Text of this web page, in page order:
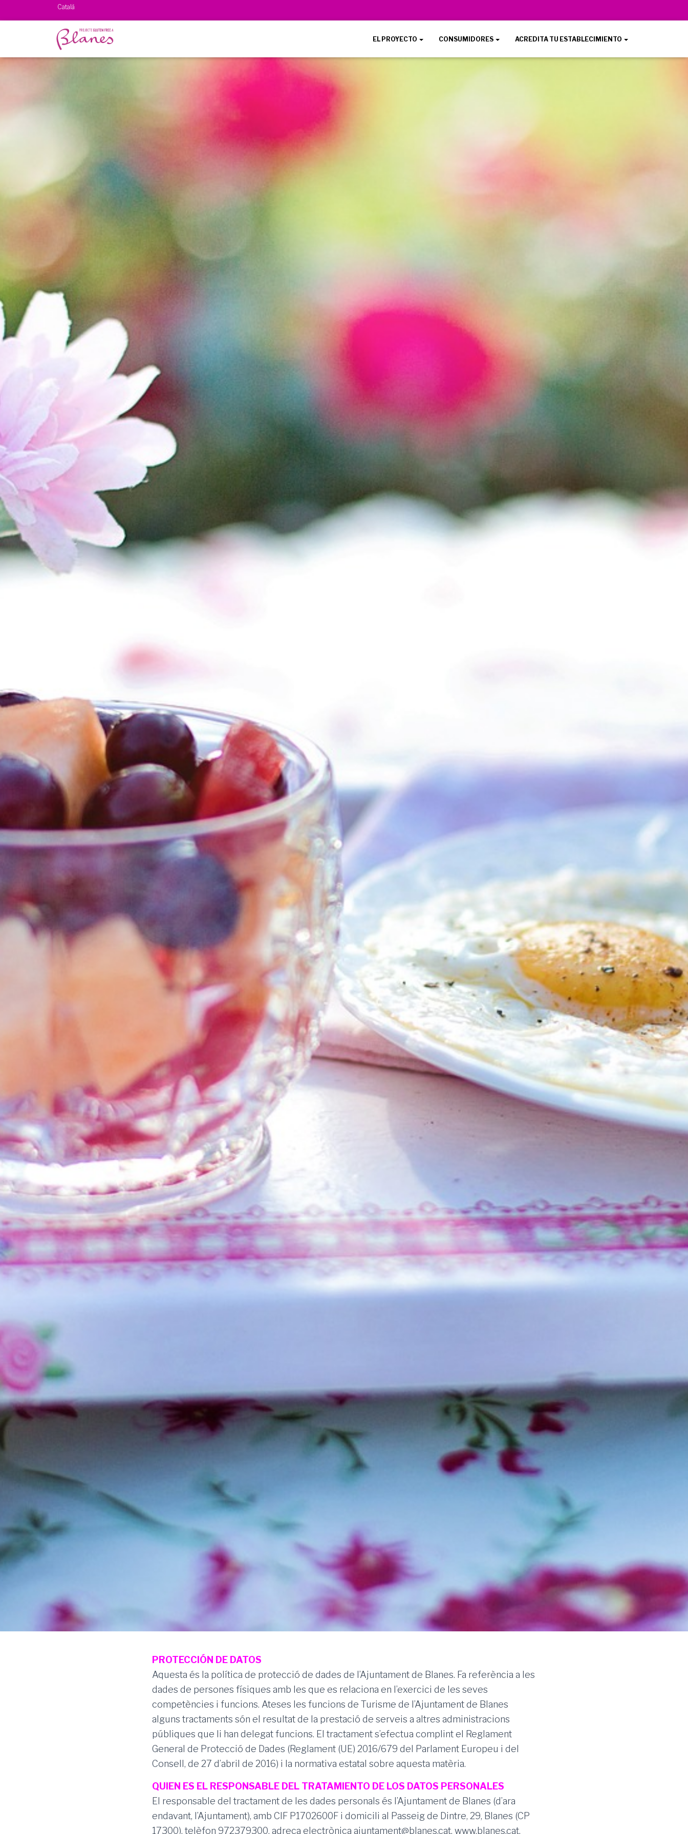
Català
English
Français
EL PROYECTO CONSUMIDORES ACREDITA TU ESTABLECIMIENTO
PROTECCIÓN DE DATOS
Aquesta és la política de protecció de dades de l’Ajuntament de Blanes. Fa referència a les
dades de persones físiques amb les que es relaciona en l’exercici de les seves
competències i funcions. Ateses les funcions de Turisme de l’Ajuntament de Blanes
alguns tractaments són el resultat de la prestació de serveis a altres administracions
públiques que li han delegat funcions. El tractament s’efectua complint el Reglament
General de Protecció de Dades (Reglament (UE) 2016/679 del Parlament Europeu i del
Consell, de 27 d’abril de 2016) i la normativa estatal sobre aquesta matèria.
QUIEN ES EL RESPONSABLE DEL TRATAMIENTO DE LOS DATOS PERSONALES
El responsable del tractament de les dades personals és l’Ajuntament de Blanes (d’ara
endavant, l’Ajuntament), amb CIF P1702600F i domicili al Passeig de Dintre, 29, Blanes (CP
17300), telèfon 972379300, adreça electrònica ajuntament@blanes.cat, www.blanes.cat.